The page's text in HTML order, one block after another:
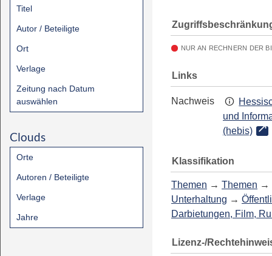
Titel
Autor / Beteiligte
Ort
Verlage
Zeitung nach Datum
auswählen
Clouds
Orte
Autoren / Beteiligte
Verlage
Jahre
NUR AN RECHNERN DER
Links
Nachweis
und
(hebis)
Klassifikation
Themen → Themen →
Unterhaltung →
Darbietungen, Film,
Lizenz-/